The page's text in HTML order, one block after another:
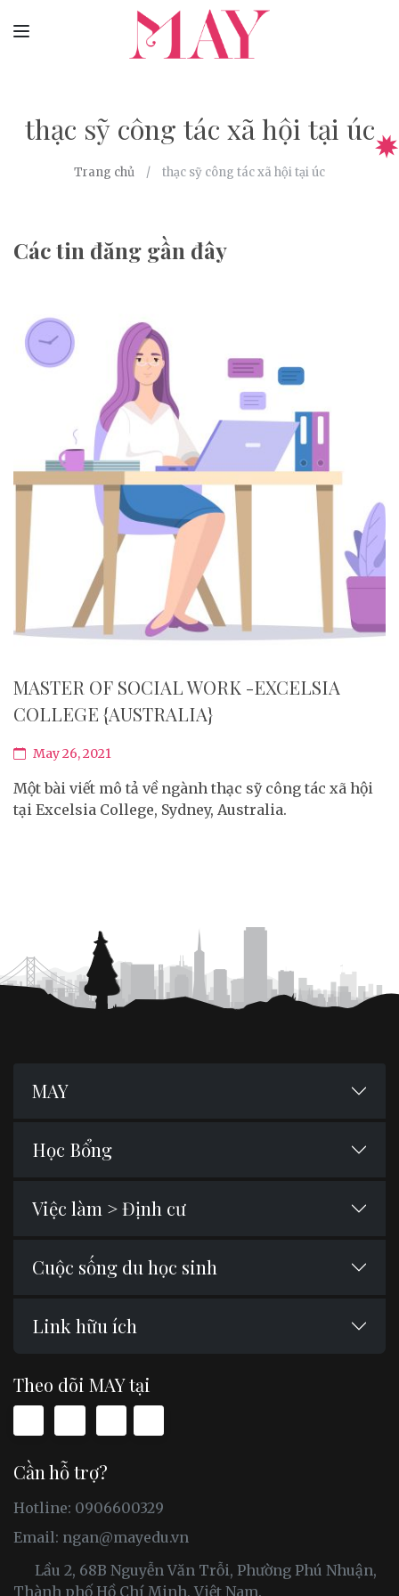
thạc sỹ công tác xã hội tại úc
Trang chủ thạc sỹ công tác xã hội tại úc
Các tin đăng gần đây
MASTER OF SOCIAL WORK -EXCELSIA
COLLEGE {AUSTRALIA}
May 26, 2021
Một bài viết mô tả về ngành thạc sỹ công tác xã hội
tại Excelsia College, Sydney, Australia.
MAY
Học Bổng
Việc làm > Định cư
Cuộc sống du học sinh
Link hữu ích
Theo dõi MAY tại
Cần hỗ trợ?
Hotline: 0906600329
Email: ngan@mayedu.vn
Lầu 2, 68B Nguyễn Văn Trỗi, Phường Phú Nhuận,
Thành phố Hồ Chí Minh, Việt Nam.